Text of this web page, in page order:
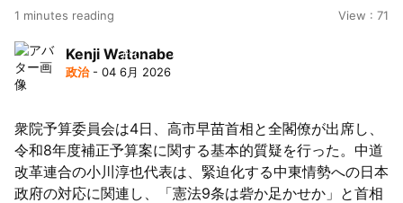
ンクにも影響拡大
「人感センサー搭載ファン付LEDミニラ
#10 破産したカード決済代行大手
63者の負債総額は1151億円
1 minutes reading View : 71
Kenji Watanabe
政治- 04 6月 2026
衆院予算委員会は4日、高市早苗首相と全閣僚が出席し、
令和8年度補正予算案に関する基本的質疑を行った。中道
改革連合の小川淳也代表は、緊迫化する中東情勢への日本
政府の対応に関連し、「憲法9条は砦か足かせか」と首相